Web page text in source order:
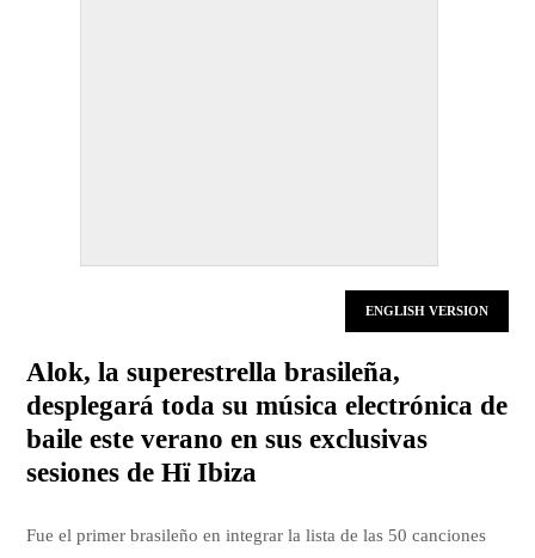
ENGLISH VERSION
Alok, la superestrella brasileña,
desplegará toda su música electrónica de
baile este verano en sus exclusivas
sesiones de Hï Ibiza
Fue el primer brasileño en integrar la lista de las 50 canciones